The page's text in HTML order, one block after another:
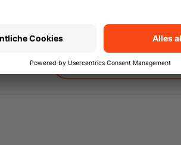
Beraterprofil aufrufen